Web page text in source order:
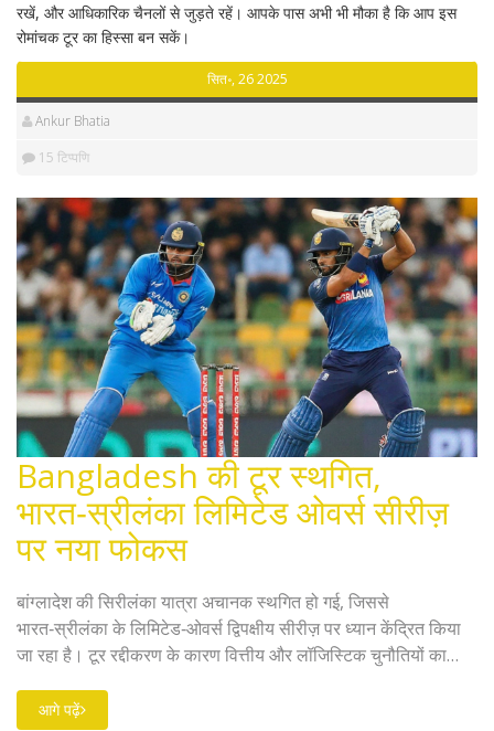
रखें, और आधिकारिक चैनलों से जुड़ते रहें। आपके पास अभी भी मौका है कि आप इस
रोमांचक टूर का हिस्सा बन सकें।
सित॰, 26 2025
Ankur Bhatia
15 टिप्पणि
Bangladesh की टूर स्थगित,
भारत‑स्रीलंका लिमिटेड ओवर्स सीरीज़
पर नया फोकस
बांग्लादेश की सिरीलंका यात्रा अचानक स्थगित हो गई, जिससे
भारत‑स्रीलंका के लिमिटेड‑ओवर्स द्विपक्षीय सीरीज़ पर ध्यान केंद्रित किया
जा रहा है। टूर रद्दीकरण के कारण वित्तीय और लॉजिस्टिक चुनौतियों का
इस बदलाव से खिलाड़ियों की तैयारी और शेड्यूल में आए बदलावों की
आगे पढ़ें